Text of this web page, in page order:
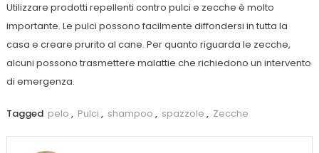
Utilizzare prodotti repellenti contro pulci e zecche è molto
importante. Le pulci possono facilmente diffondersi in tutta la
casa e creare prurito al cane. Per quanto riguarda le zecche,
alcuni possono trasmettere malattie che richiedono un intervento
di emergenza.
Tagged pelo , Pulci , shampoo , spazzole , Zecche